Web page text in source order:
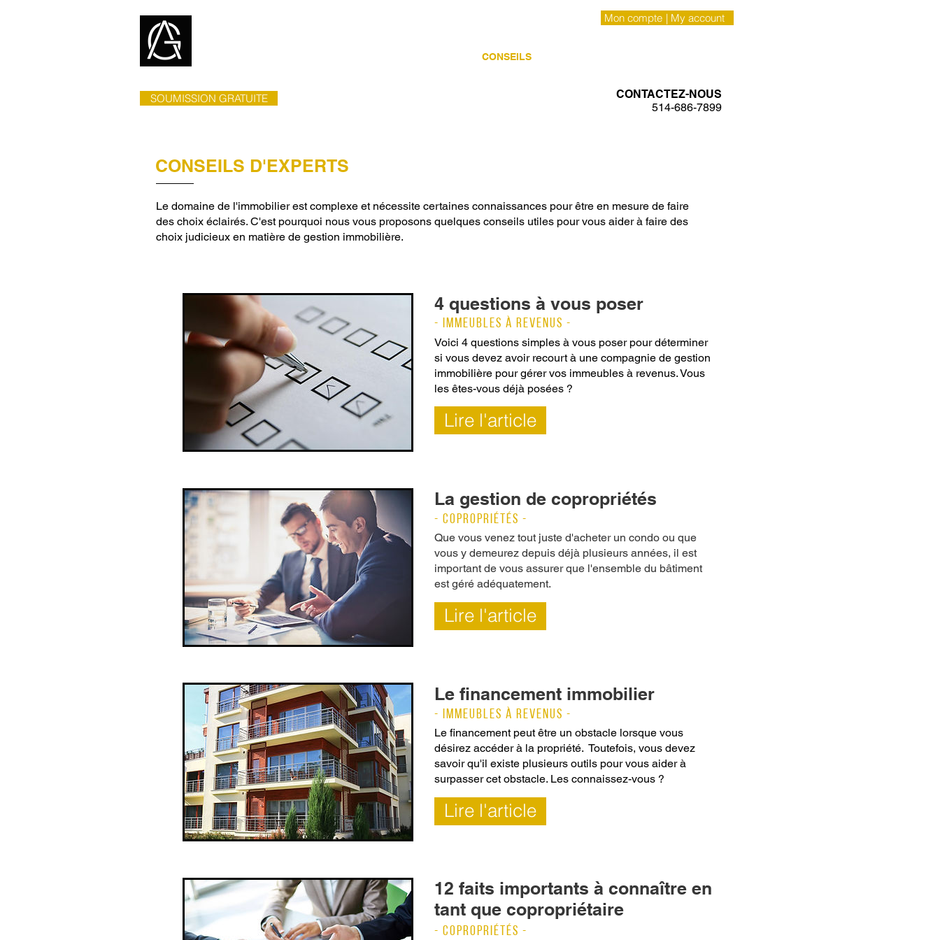
Mon compte | My account
CONSEILS
SOUMISSION GRATUITE
CONTACTEZ-NOUS
514-686-7899
CONSEILS D'EXPERTS
Le domaine de l'immobilier est complexe et nécessite certaines connaissances pour être en mesure de faire
des choix éclairés. C'est pourquoi nous vous proposons quelques conseils utiles pour vous aider à faire des
choix judicieux en matière de gestion immobilière.
4 questions à vous poser
Voici 4 questions simples à vous poser pour déterminer
si vous devez avoir recourt à une compagnie de gestion
immobilière pour gérer vos immeubles à revenus.Vous
les êtes-vous déjà posées ?
Lire l'article
La gestion de copropriétés
Que vous venez tout juste d'acheter un condo ou que
vous y demeurez depuis déjà plusieurs années, il est
important de vous assurer que l'ensemble du bâtiment
est géré adéquatement.
Lire l'article
Le financement immobilier
Le financement peut être un obstacle lorsque vous
désirez accéder à la propriété. Toutefois, vous devez
savoir qu'il existe plusieurs outils pour vous aider à
surpasser cet obstacle. Les connaissez-vous ?
Lire l'article
12 faits importants à connaître en
tant que copropriétaire
- IMMEUBLES À REVENUS -
- IMMEUBLES À REVENUS -
- COPROPRIÉTÉS -
- COPROPRIÉTÉS -